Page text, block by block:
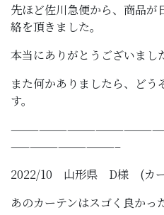
先ほど佐川急便から、商品
絡を頂きました。
本当にありがとうございまし
また何かありましたら、どう
す。
———————————–
2022/10 山形県 D様 (カー
あのカーテンはスゴく良かっ